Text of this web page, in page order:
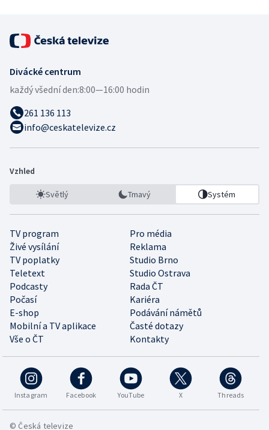
Divácké centrum
každý všední den:8:00—16:00 hodin
261 136 113
info@ceskatelevize.cz
Vzhled
Světlý Tmavý Systém
TV program
Pro média
Živé vysílání
Reklama
TV poplatky
Studio Brno
Teletext
Studio Ostrava
Podcasty
Rada ČT
Počasí
Kariéra
E-shop
Podávání námětů
Mobilní a TV aplikace
Časté dotazy
Vše o ČT
Kontakty
Instagram Facebook YouTube X Threads
© Česká televize